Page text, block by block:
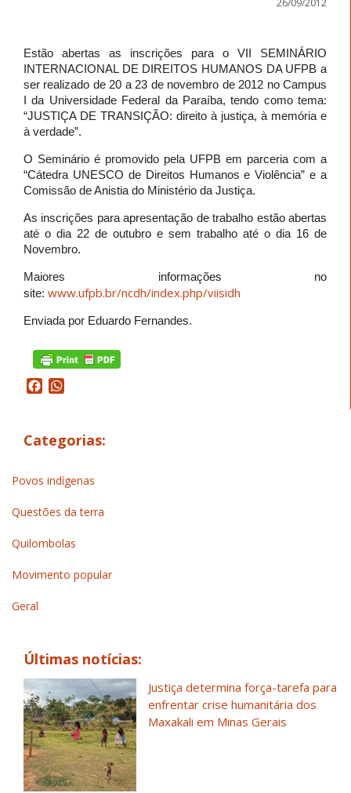
Estão abertas as inscrições para o VII SEMINÁRIO
INTERNACIONAL DE DIREITOS HUMANOS DA UFPB a
ser realizado de 20 a 23 de novembro de 2012 no Campus
I da Universidade Federal da Paraíba, tendo como tema:
“JUSTIÇA DE TRANSIÇÃO: direito à justiça, à memória e
à verdade”.
O Seminário é promovido pela UFPB em parceria com a
“Cátedra UNESCO de Direitos Humanos e Violência” e a
Comissão de Anistia do Ministério da Justiça.
As inscrições para apresentação de trabalho estão abertas
até o dia 22 de outubro e sem trabalho até o dia 16 de
Novembro.
Maiores informações no
site: www.ufpb.br/ncdh/index.php/viisidh
Enviada por Eduardo Fernandes.
Facebook
Categorias:
Povos indígenas
Questões da terra
Quilombolas
Movimento popular
Geral
Últimas notícias:
Justiça determina força-tarefa para
enfrentar crise humanitária dos
Maxakali em Minas Gerais